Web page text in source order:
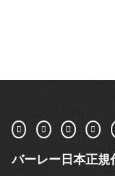
バーレー日本正規